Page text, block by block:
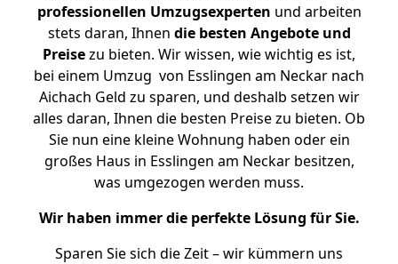
professionellen Umzugsexperten und arbeiten
stets daran, Ihnen die besten Angebote und
Preisezu bieten. Wir wissen, wie wichtig es ist,
bei einem Umzug von Esslingen am Neckar nach
Aichach Geld zu sparen, und deshalb setzen wir
alles daran, Ihnen die besten Preise zu bieten. Ob
Sie nun eine kleine Wohnung haben oder ein
großes Haus in Esslingen am Neckar besitzen,
was umgezogen werden muss.
Wir haben immer die perfekte Lösung für Sie.
Sparen Sie sich die Zeit – wir kümmern uns